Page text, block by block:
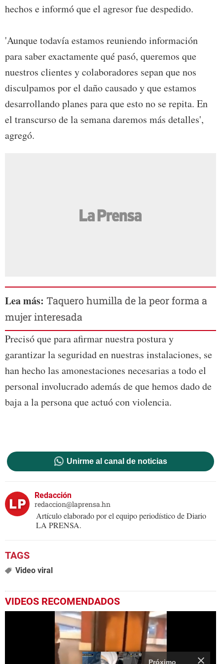
hechos e informó que el agresor fue despedido.
'Aunque todavía estamos reuniendo información
para saber exactamente qué pasó, queremos que
nuestros clientes y colaboradores sepan que nos
disculpamos por el daño causado y que estamos
desarrollando planes para que esto no se repita. En
el transcurso de la semana daremos más detalles',
agregó.
Lea más: Taquero humilla de la peor forma a
mujer interesada
Precisó que para afirmar nuestra postura y
garantizar la seguridad en nuestras instalaciones, se
han hecho las amonestaciones necesarias a todo el
personal involucrado además de que hemos dado de
baja a la persona que actuó con violencia.
Unirme al canal de noticias
Redacción
redaccion@laprensa.hn
Artículo elaborado por el equipo periodístico de Diario
LA PRENSA.
Video viral
VIDEOS RECOMENDADOS
Próximo